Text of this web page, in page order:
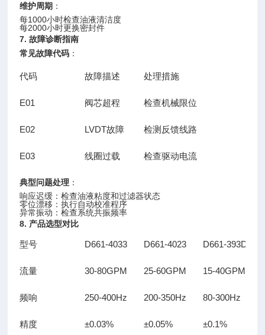
维护周期 ：
每1000小时检查油液清洁度
每2000小时更换密封件
7. 故障诊断指南
常见故障代码 ：
代码 故障描述 处理措施
E01 阀芯超程 检查机械限位
E02 LVDT故障 检测反馈线路
E03 线圈过载 检查驱动电流
典型问题处理 ：
响应迟缓：检查油液粘度和过滤器状态
零位漂移：执行自动校准程序
异常振动：检查系统共振频率
8. 产品选型对比
型号 D661-4033 D661-4023 D661-393D
流量 30-80GPM 25-60GPM 15-40GPM
频响 250-400Hz 200-350Hz 80-300Hz
精度 ±0.03% ±0.05% ±0.1%